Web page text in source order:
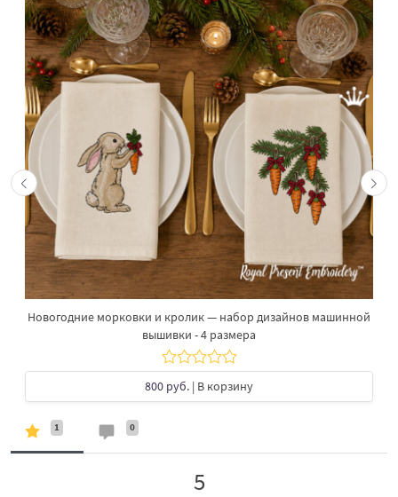
Новогодние морковки и кролик — набор дизайнов машинной
вышивки - 4 размера
800 руб. | В корзину
1 0
5